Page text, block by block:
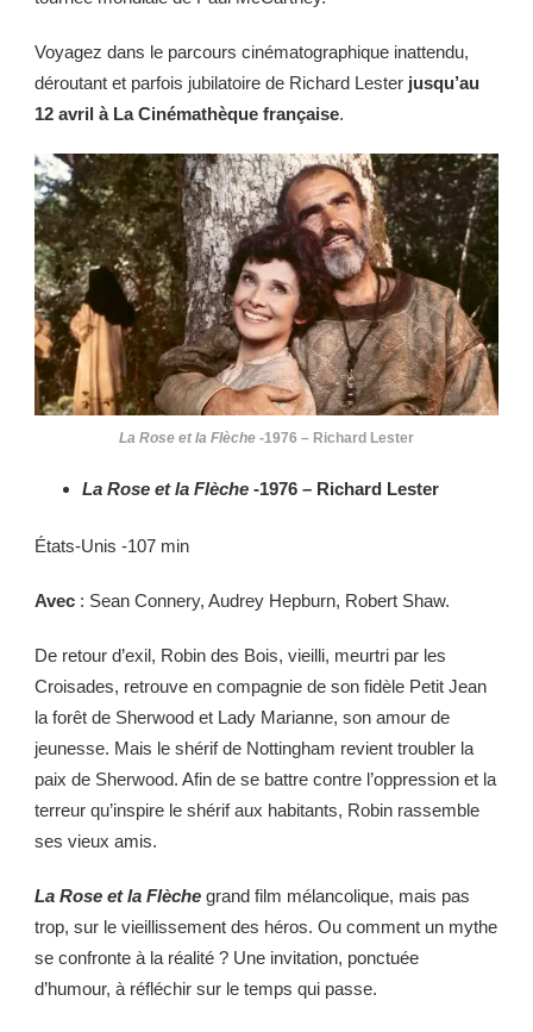
Voyagez dans le parcours cinématographique inattendu,
déroutant et parfois jubilatoire de Richard Lester jusqu’au
12 avril à La Cinémathèque française.
La Rose et la Flèche -1976 – Richard Lester
La Rose et la Flèche -1976 – Richard Lester
États-Unis -107 min
Avec : Sean Connery, Audrey Hepburn, Robert Shaw.
De retour d’exil, Robin des Bois, vieilli, meurtri par les
Croisades, retrouve en compagnie de son fidèle Petit Jean
la forêt de Sherwood et Lady Marianne, son amour de
jeunesse. Mais le shérif de Nottingham revient troubler la
paix de Sherwood. Afin de se battre contre l’oppression et la
terreur qu’inspire le shérif aux habitants, Robin rassemble
ses vieux amis.
La Rose et la Flèche grand film mélancolique, mais pas
trop, sur le vieillissement des héros. Ou comment un mythe
se confronte à la réalité ? Une invitation, ponctuée
d’humour, à réfléchir sur le temps qui passe.